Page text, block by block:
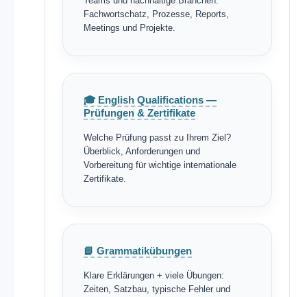
Fachwortschatz, Prozesse, Reports,
Meetings und Projekte.
🎓 English Qualifications —
Prüfungen & Zertifikate
Welche Prüfung passt zu Ihrem Ziel?
Überblick, Anforderungen und
Vorbereitung für wichtige internationale
Zertifikate.
📘 Grammatikübungen
Klare Erklärungen + viele Übungen:
Zeiten, Satzbau, typische Fehler und